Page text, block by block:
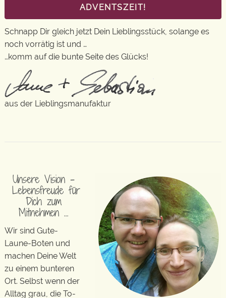
ADVENTSZEIT!
Schnapp Dir gleich jetzt Dein Lieblingsstück, solange es
noch vorrätig ist und …
…komm auf die bunte Seite des Glücks!
aus der Lieblingsmanufaktur
Unsere Vision –
Lebensfreude für
Dich zum
Mitnehmen …
Wir sind Gute-
Laune-Boten und
machen Deine Welt
zu einem bunteren
Ort. Selbst wenn der
Alltag grau, die To-